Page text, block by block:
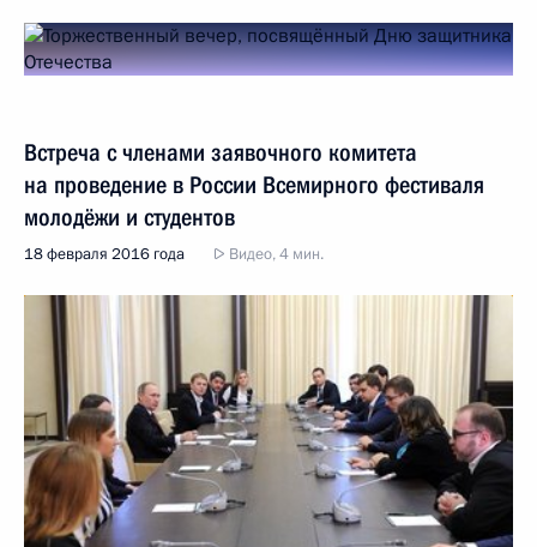
Встреча с членами заявочного комитета
на проведение в России Всемирного фестиваля
молодёжи и студентов
18 февраля 2016 года Видео, 4 мин.